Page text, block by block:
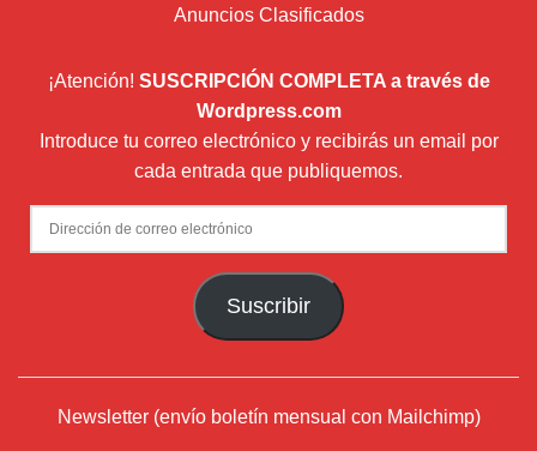
Anuncios Clasificados
¡Atención! SUSCRIPCIÓN COMPLETA a través de
Wordpress.com
Introduce tu correo electrónico y recibirás un email por
cada entrada que publiquemos.
Dirección
de
Suscribir
Newsletter (envío boletín mensual con Mailchimp)